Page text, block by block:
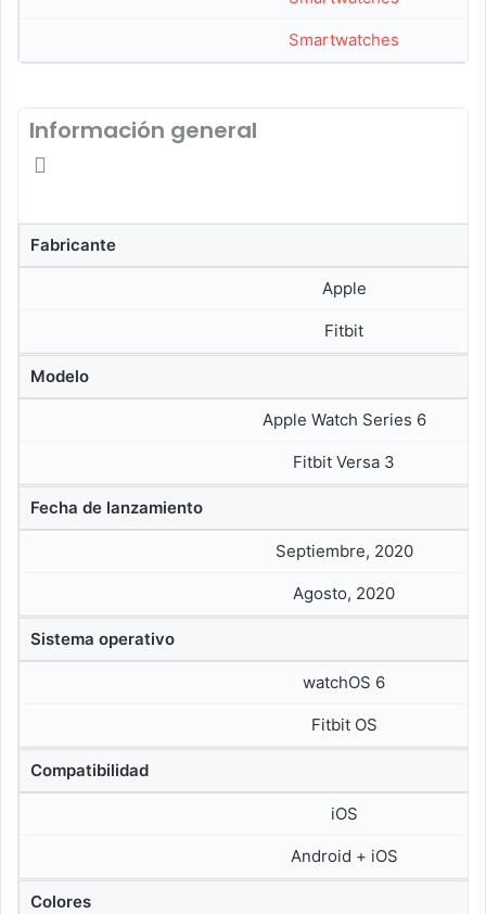
Smartwatches
Información general
Fabricante
Apple
Fitbit
Modelo
Apple Watch Series 6
Fitbit Versa 3
Fecha de lanzamiento
Septiembre, 2020
Agosto, 2020
Sistema operativo
watchOS 6
Fitbit OS
Compatibilidad
iOS
Android + iOS
Colores